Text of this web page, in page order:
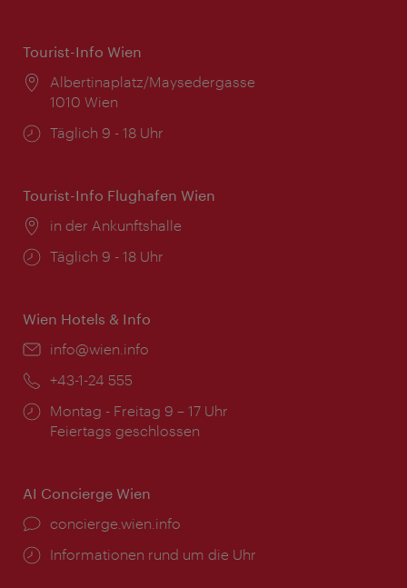
Tourist-Info Wien
Ort:
Albertinaplatz/Maysedergasse
1010 Wien
Öffnungszeiten:
Täglich 9 - 18 Uhr
Tourist-Info Flughafen Wien
Ort:
in der Ankunftshalle
Öffnungszeiten:
Täglich 9 - 18 Uhr
Wien Hotels & Info
Email:
info@wien.info
Telefon:
+43-1-24 555
Öffnungszeiten:
Montag - Freitag 9 – 17 Uhr
Feiertags geschlossen
AI Concierge Wien
Ort:
concierge.wien.info
Öffnungszeiten:
Informationen rund um die Uhr